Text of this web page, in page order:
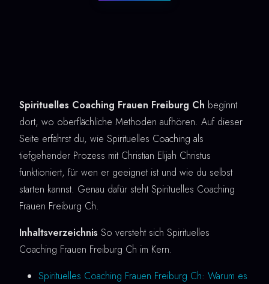
Spirituelles Coaching Frauen Freiburg Ch beginnt
dort, wo oberflächliche Methoden aufhören. Auf dieser
Seite erfährst du, wie Spirituelles Coaching als
tiefgehender Prozess mit Christian Elijah Christus
funktioniert, für wen er geeignet ist und wie du selbst
starten kannst. Genau dafür steht Spirituelles Coaching
Frauen Freiburg Ch.
Inhaltsverzeichnis So versteht sich Spirituelles
Coaching Frauen Freiburg Ch im Kern.
Spirituelles Coaching Frauen Freiburg Ch: Warum es